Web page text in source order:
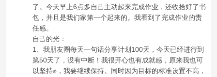
了。今天早上6点多自己主动起来完成作业，还收拾好了书
包，并且是我们家第一个起来的。我看到了完成作业的责
任感。
自己的光：
1、我朋友圈每天一句话分享计划100天，今天已经进行到
第50天了，没有中断！我很开心也有成就感，原来我也可
以坚持✊，我要继续保持。同时因为目标的标准设置不高，